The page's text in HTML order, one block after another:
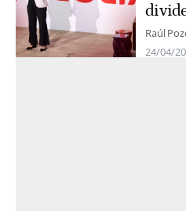
Raúl
24/04/